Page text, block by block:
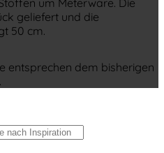
um Meterware. Die
geliefert und die
50 cm.
entsprechen dem bisherigen